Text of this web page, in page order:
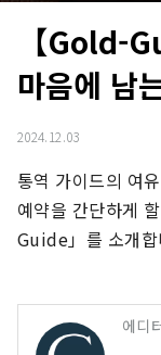
【Gold-
마음에 남
2024.12.03
통역 가이드의 여
예약을 간단하게
Guide」를 소개합
에디